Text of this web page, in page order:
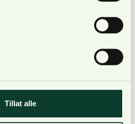
Tillat alle
1999). I tillegg
1999). TIMBR